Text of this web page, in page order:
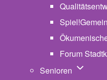
Forum
Senioren